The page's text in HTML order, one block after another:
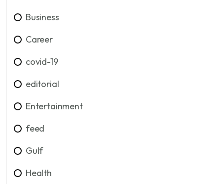
Business
Career
covid-19
editorial
Entertainment
feed
Gulf
Health